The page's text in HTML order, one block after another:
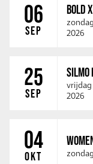
06
SEP
BOLD
2026
25
SEP
SILMO
2026
04
OKT